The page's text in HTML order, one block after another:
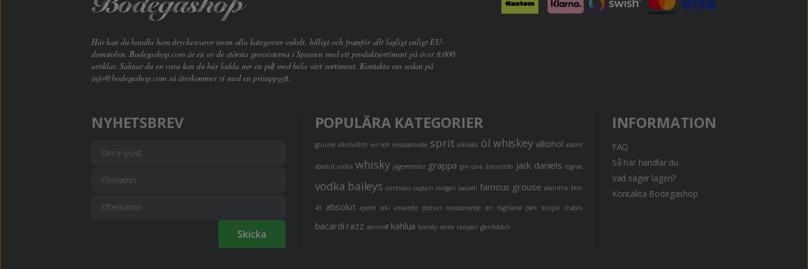
Här kan du handla hem dryckesvaror inom alla kategorier enkelt, billigt och framför allt lagligt enligt EU-
domstolen. Bodegashop.com är en av de största grossisterna i Spanien med ett produktsortiment på över 8.000
artiklar. Saknar du en vara kan du här ladda ner en pdf med hela vårt sortiment. Kontakta oss sedan på
info@bodegashop.comså återkommer vi med en prisuppgift.
NYHETSBREV
Skicka
POPULÄRA KATEGORIER
gourme alkoholfritt vin och mousserande sprit alkoläsk öl whiskey alkohol absint
absolut vodka whisky jägermeister grappa gin cava limoncello jack daniels cognac
vodka baileys cointreau captain morgan bacardi famous grouse absinthe likör
43 absolut aperol raki amaretto portvin mousserande vin highland park konjak chablis
bacardi razz smirnoff kahlua brandy xante campari glenfiddich
INFORMATION
FAQ
Så här handlar du
Vad säger lagen?
Kontakta Bodegashop